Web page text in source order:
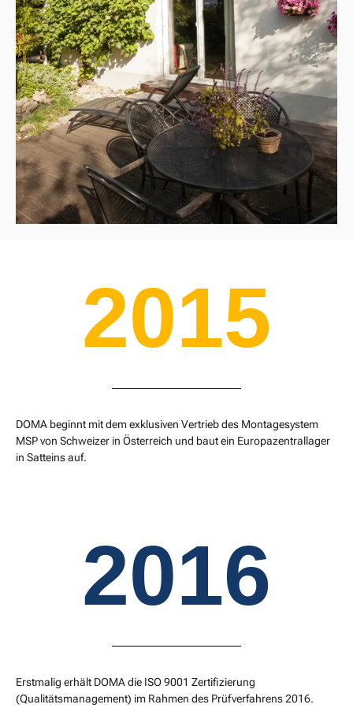
2015
DOMA beginnt mit dem exklusiven Vertrieb des Montagesystem
MSP von Schweizer in Österreich und baut ein Europazentrallager
in Satteins auf.
2016
Erstmalig erhält DOMA die ISO 9001 Zertifizierung
(Qualitätsmanagement) im Rahmen des Prüfverfahrens 2016.